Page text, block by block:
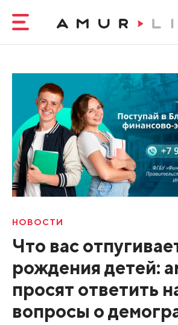
НОВОСТИ
Что вас
рождения детей:
просят ответить
вопросы о